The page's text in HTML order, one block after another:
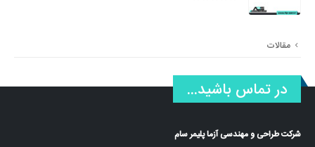
مقالات
در تماس باشید...
شرکت طراحی و مهندسی آزما پلیمر سام